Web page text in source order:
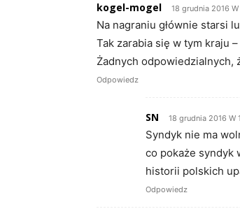
kogel-mogel 18 grudnia 2016
Na nagraniu głównie starsi
Tak zarabia się w tym kraju
Żadnych odpowiedzialnych,
Odpowiedz
SN 18 grudnia 2016 W
Syndyk nie ma
co pokaże syndyk
historii polskich
Odpowiedz